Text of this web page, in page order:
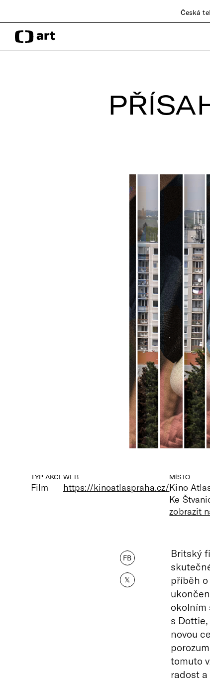
Česká
TYP AKCE
Film
WEB
https://kinoatlaspraha.cz/
MÍSTO
Kino
Ke
zobrazit
FB
𝕏
Britský
příběh
okolním
s
novou
tomuto
radost